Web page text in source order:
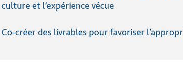
culture et l’expérience vécue
Co-créer des livrables pour favoriser